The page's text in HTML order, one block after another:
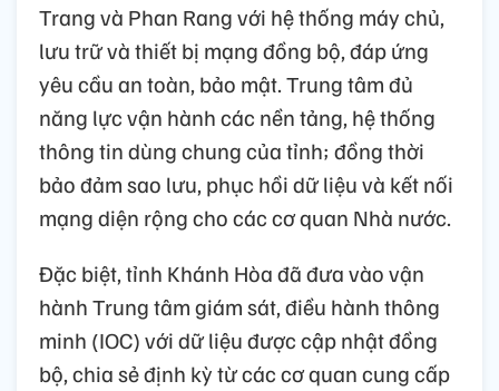
Trang và Phan Rang với hệ thống máy chủ,
lưu trữ và thiết bị mạng đồng bộ, đáp ứng
yêu cầu an toàn, bảo mật. Trung tâm đủ
năng lực vận hành các nền tảng, hệ thống
thông tin dùng chung của tỉnh; đồng thời
bảo đảm sao lưu, phục hồi dữ liệu và kết nối
mạng diện rộng cho các cơ quan Nhà nước.
Đặc biệt, tỉnh Khánh Hòa đã đưa vào vận
hành Trung tâm giám sát, điều hành thông
minh (IOC) với dữ liệu được cập nhật đồng
bộ, chia sẻ định kỳ từ các cơ quan cung cấp